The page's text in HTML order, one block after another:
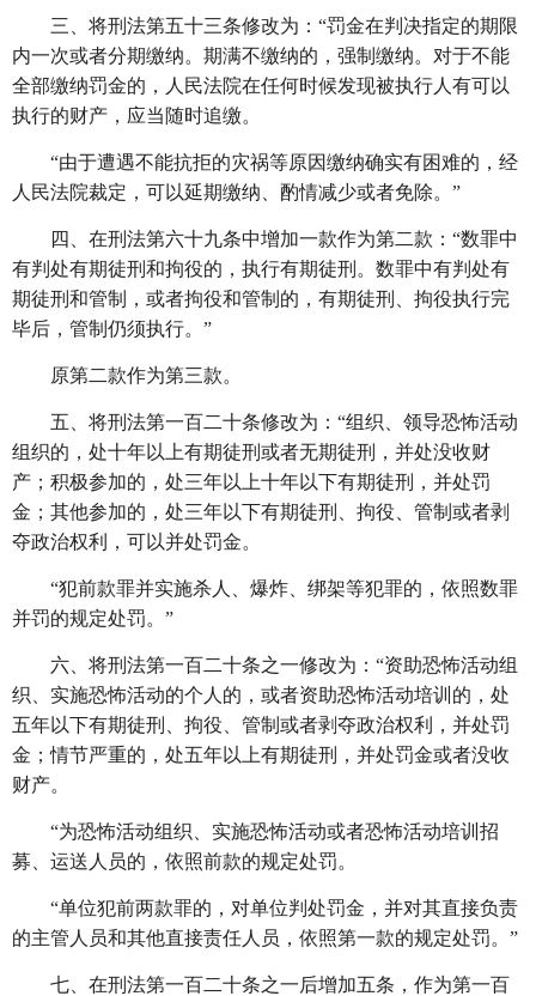
三、将刑法第五十三条修改为： “罚金在判决指定的期限
内一次或者分期缴纳。期满不缴纳的，强制缴纳。对于不能
全部缴纳罚金的，人民法院在任何时候发现被执行人有可以
执行的财产，应当随时追缴。
“由于遭遇不能抗拒的灾祸等原因缴纳确实有困难的，经
人民法院裁定，可以延期缴纳、酌情减少或者免除。”
四、在刑法第六十九条中增加一款作为第二款： “数罪中
有判处有期徒刑和拘役的，执行有期徒刑。数罪中有判处有
期徒刑和管制，或者拘役和管制的，有期徒刑、拘役执行完
毕后，管制仍须执行。”
原第二款作为第三款。
五、将刑法第一百二十条修改为： “组织、领导恐怖活动
组织的，处十年以上有期徒刑或者无期徒刑，并处没收财
产；积极参加的，处三年以上十年以下有期徒刑，并处罚
金；其他参加的，处三年以下有期徒刑、拘役、管制或者剥
夺政治权利，可以并处罚金。
“犯前款罪并实施杀人、爆炸、绑架等犯罪的，依照数罪
并罚的规定处罚。”
六、将刑法第一百二十条之一修改为： “资助恐怖活动组
织、实施恐怖活动的个人的，或者资助恐怖活动培训的，处
五年以下有期徒刑、拘役、管制或者剥夺政治权利，并处罚
金；情节严重的，处五年以上有期徒刑，并处罚金或者没收
财产。
“为恐怖活动组织、实施恐怖活动或者恐怖活动培训招
募、运送人员的，依照前款的规定处罚。
“单位犯前两款罪的，对单位判处罚金，并对其直接负责
的主管人员和其他直接责任人员，依照第一款的规定处罚。”
七、在刑法第一百二十条之一后增加五条，作为第一百